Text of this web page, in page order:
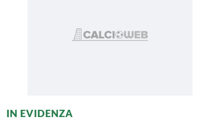
IN EVIDENZA